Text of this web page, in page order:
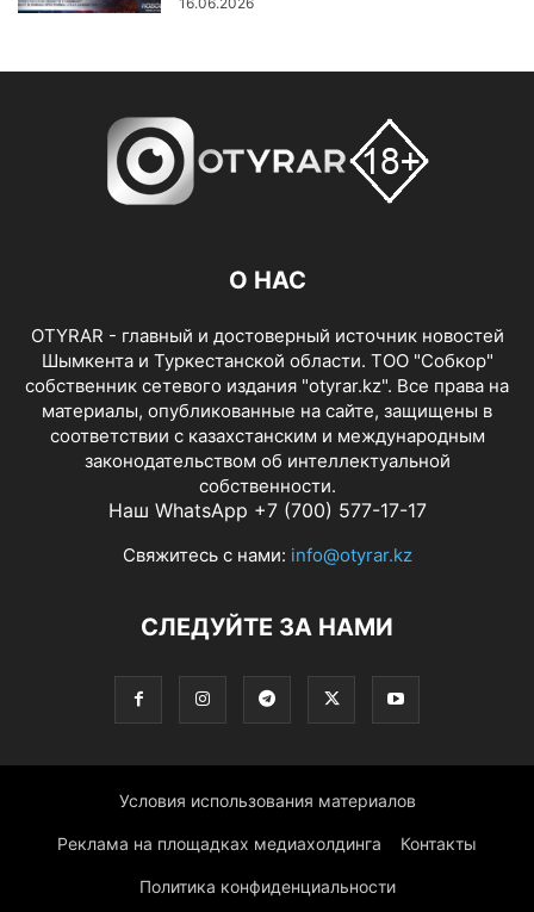
О НАС
OTYRAR - главный и достоверный источник новостей
Шымкента и Туркестанской области. ТОО "Собкор"
собственник сетевого издания "otyrar.kz". Все права на
материалы, опубликованные на сайте, защищены в
соответствии с казахстанским и международным
законодательством об интеллектуальной
собственности.
Наш WhatsApp +7 (700) 577-17-17
Свяжитесь с нами: info@otyrar.kz
СЛЕДУЙТЕ ЗА НАМИ
Условия использования материалов
Реклама на площадках медиахолдинга Контакты
Политика конфиденциальности